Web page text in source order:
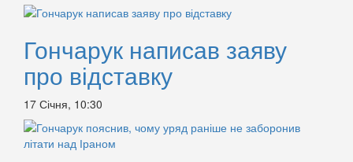
Гончарук написав заяву
про відставку
17 Січня, 10:30